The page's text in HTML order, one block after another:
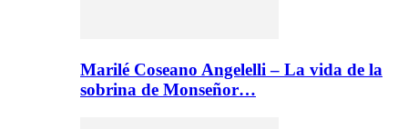
Marilé Coseano Angelelli – La vida de la
sobrina de Monseñor…